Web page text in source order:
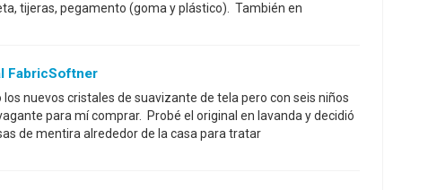
tijeras, pegamento (goma y plástico). También en
FabricSoftner
nuevos cristales de suavizante de tela pero con seis niños
para mí comprar. Probé el original en lavanda y decidió
de mentira alrededor de la casa para tratar